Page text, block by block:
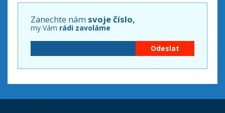
Zanechte nám svoje číslo,
my Vám rádi zavoláme